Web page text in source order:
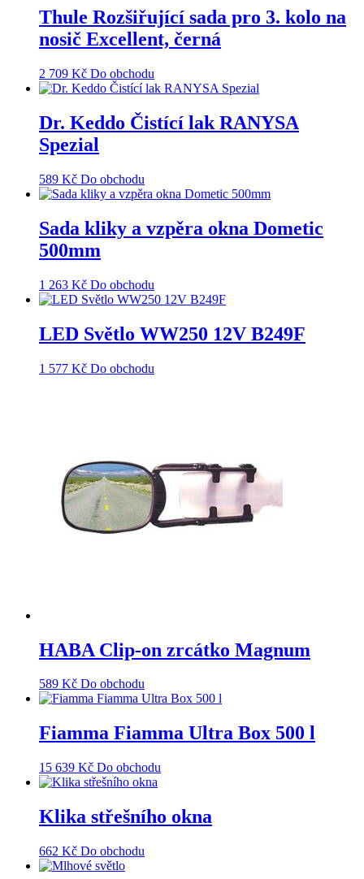
Thule Rozšiřující sada pro 3. kolo na
nosič Excellent, černá
2 709 Kč Do obchodu
Dr. Keddo Čistící lak RANYSA
Spezial
589 Kč Do obchodu
Sada kliky a vzpěra okna Dometic
500mm
1 263 Kč Do obchodu
LED Světlo WW250 12V B249F
1 577 Kč Do obchodu
HABA Clip-on zrcátko Magnum
589 Kč Do obchodu
Fiamma Fiamma Ultra Box 500 l
15 639 Kč Do obchodu
Klika střešního okna
662 Kč Do obchodu